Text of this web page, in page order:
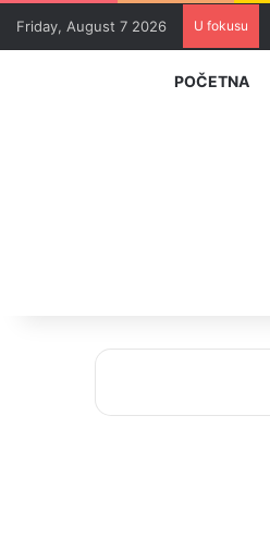
Friday, August 7 2026 U fokusu
POČETNA